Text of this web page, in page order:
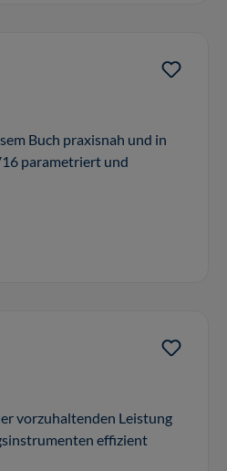
Buch praxisnah und in
parametriert und
vorzuhaltenden Leistung
effizient